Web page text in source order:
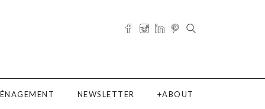
NEWSLETTER ABOUT